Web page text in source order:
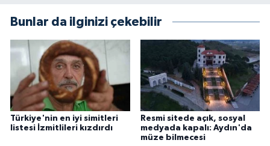
Bunlar da ilginizi çekebilir
Türkiye'nin en iyi simitleri
listesi İzmitlileri kızdırdı
Resmi sitede açık, sosyal
medyada kapalı: Aydın'da
müze bilmecesi